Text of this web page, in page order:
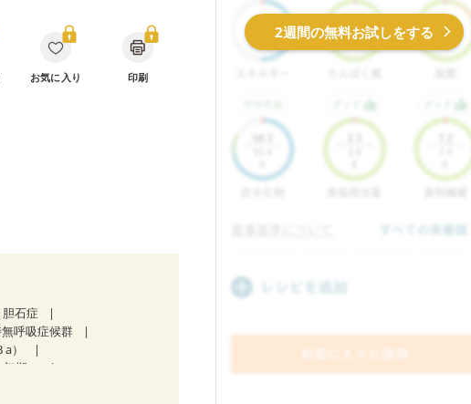
お気に入り 印刷
胆石症
呼吸症候群
）
期）
2週間の無料お試しをする